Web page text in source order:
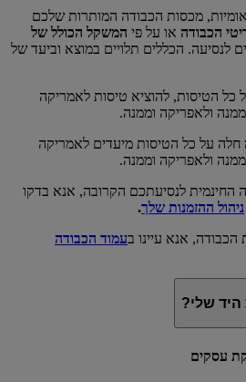
מכסות הכבודה המותרות שלכם
הכבודה או על פי המשקל הכולל של
לנסיעה. הכללים תלויים במוצא וביעד של
כל הטיסות, להוציא טיסות לאמריקה
ולאפריקה וממנה.
חלה על כל הטיסות מיעדים לאמריקה
ולאפריקה וממנה.
החינמית לנסיעתכם הקרובה, אנא בדקו
ניהול ההזמנות שלך.
הכבודה, אנא עיינו בעמוד הכבודה
שלי?
עסקים